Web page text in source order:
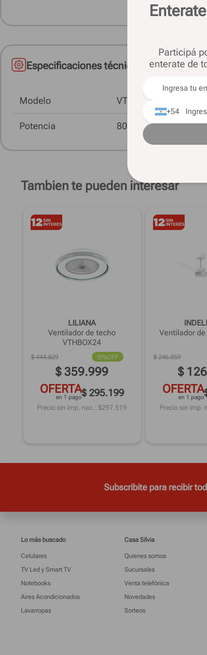
Participá
enterate de
+54
· Medidas: Cerrado 50cm. Expandido:
· Diámetro: 42?.
Especificaciones técnicas
Modelo VTHA604
Potencia 80 W
Tambien te pueden interesar
LILIANA
Ventilador de techo
VTHBOX24
$ 444.829 19%OFF
$ 359.999
OFERTA
en 1 pago$ 295.199
Precio sin imp. nac.: $297.519
Ventilador
$ 246.859
$ 126
OFERTA
en 1 pago
Precio sin imp.
Subscribite para recibir
Lo más buscado
Celulares
TV Led y Smart TV
Notebooks
Aires Acondicionados
Lavarropas
Casa Silvia
Quienes somos
Sucursales
Venta telefónica
Novedades
Sorteos